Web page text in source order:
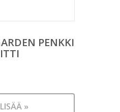
PENKKI
»